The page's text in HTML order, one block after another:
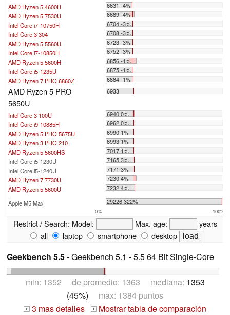
AMD Ryzen 5 4600H
6631 -4%
AMD Ryzen 5 7530U
6689 -4%
Intel Core i7-10750H
6704 -3%
Intel Core 3 304
6708 -3%
AMD Ryzen 5 5560U
6723 -3%
Intel Core i7-10850H
6752 -3%
AMD Ryzen 5 5600H
6856 -1%
Intel Core i5-1235U
6875 -1%
AMD Ryzen 7 PRO 6860Z
6884 -1%
AMD Ryzen 5 PRO
5650U
6933
Intel Core 3 100U
6940 0%
Intel Core i9-10885H
6962 0%
AMD Ryzen 5 PRO 5675U
6990 1%
AMD Ryzen 3 PRO 210
6993 1%
AMD Ryzen 5 5600HS
7017 1%
Intel Core i5-1230U
7165 3%
Intel Core i5-1240U
7171 3%
AMD Ryzen 7 7730U
7230 4%
AMD Ryzen 5 5600U
7232 4%
Apple M5 Max 29226 322%
0% 100%
Restrict / Search: Model: Max. age:
years
all
laptop smartphone desktop
Geekbench 5.5- Geekbench 5.1 - 5.5 64 Bit Single-Core
min: 1352 de promedio: 1363 mediana: 1353
(45%) max: 1384 puntos
+ 3 mas detalles +
Mostrar tabla de comparación